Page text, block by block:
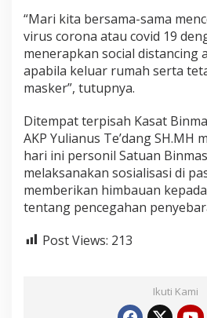
a
u
a
n
K
e
a
s
y
a
r
a
k
“Mari kita bersama-sama
virus corona atau covid 19
menerapkan social distancing
apabila keluar rumah serta
masker”, tutupnya.
Ditempat terpisah Kasat
AKP Yulianus Te’dang SH.MH
hari ini personil Satuan
melaksanakan sosialisasi di
memberikan himbauan
tentang pencegahan
Post Views: 213
Ikuti Kami